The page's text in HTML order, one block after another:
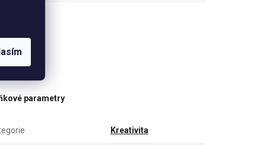
parametry
Kreativita